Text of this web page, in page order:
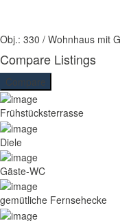
Obj.: 330 / Wohnhaus mit
Compare Listings
Compare
Frühstücksterrasse
Diele
Gäste-WC
gemütliche Fernsehecke